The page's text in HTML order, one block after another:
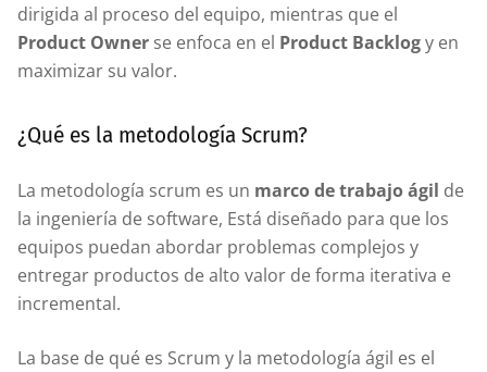
dirigida al proceso del equipo, mientras que el
Product Owner se enfoca en el Product Backlogy en
maximizar su valor.
¿Qué es la metodología Scrum?
La metodología scrum es un marco de trabajo ágil de
la ingeniería de software, Está diseñado para que los
equipos puedan abordar problemas complejos y
entregar productos de alto valor de forma iterativa e
incremental.
La base de qué es Scrum y la metodología ágil es el